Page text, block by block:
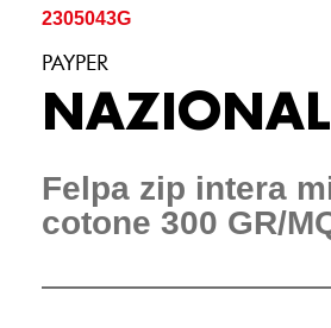
2305043G
PAYPER
Felpa zip intera
cotone 300 GR/